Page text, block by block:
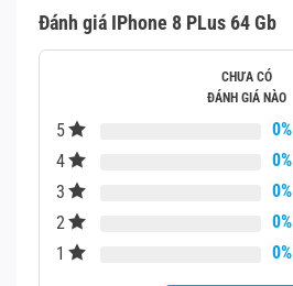
Đánh giá IPhone 8 PLus 64 Gb
CHƯA CÓ
ĐÁNH GIÁ NÀO
5 0%
4
0%
3
0%
2
0%
1
0%